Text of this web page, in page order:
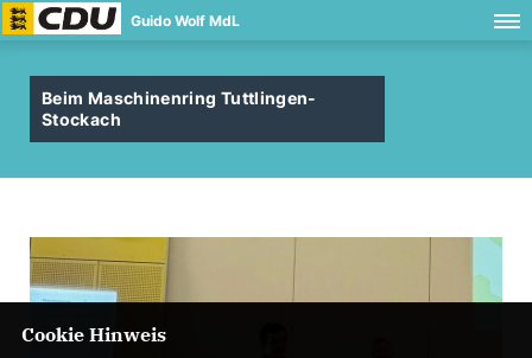
Guido Wolf MdL
Beim Maschinenring Tuttlingen-
Stockach
Cookie Hinweis